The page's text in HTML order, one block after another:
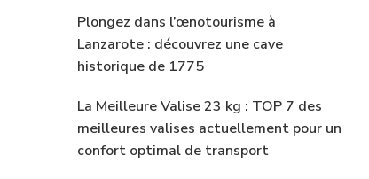
Plongez dans l’œnotourisme à
Lanzarote : découvrez une cave
historique de 1775
La Meilleure Valise 23 kg : TOP 7 des
meilleures valises actuellement pour un
confort optimal de transport